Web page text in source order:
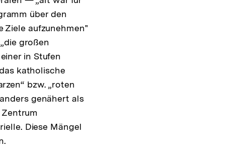
über den
Ziele aufzunehmen"
großen
in Stufen
das katholische
bzw. „roten
genähert als
Zentrum
Diese Mängel